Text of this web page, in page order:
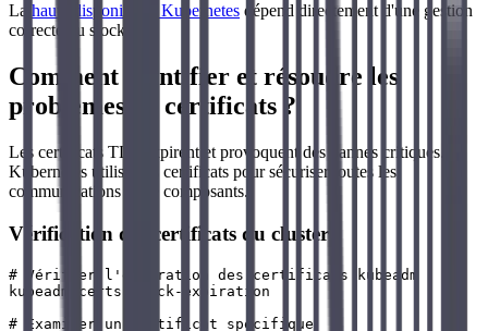
La haute disponibilité Kubernetes dépend directement d'une gestion
correcte du stockage.
Comment identifier et résoudre les
problèmes de certificats ?
Les certificats TLS expirent et provoquent des pannes critiques.
Kubernetes utilise des certificats pour sécuriser toutes les
communications entre composants.
Vérification des certificats du cluster
# Vérifier l'expiration des certificats kubeadm
kubeadm certs check-expiration
# Examiner un certificat spécifique